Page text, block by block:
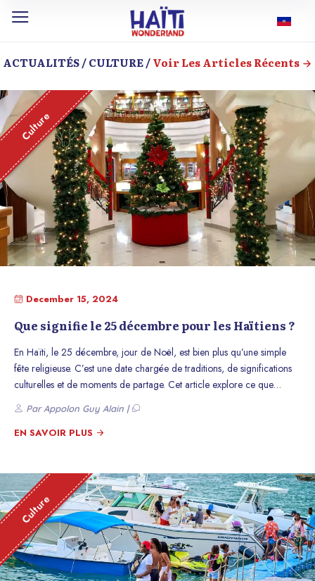
ACTUALITÉS / CULTURE /Voir Les Articles Récents
Culture
December 15, 2024
Que signifie le 25 décembre pour les Haïtiens ?
En Haïti, le 25 décembre, jour de Noël, est bien plus qu’une simple
fête religieuse. C’est une date chargée de traditions, de significations
culturelles et de moments de partage. Cet article explore ce que
représente cette journée pour les Haïtiens et comment elle est célébrée
dans tout le pays.
Par Appolon Guy Alain |
EN SAVOIR PLUS
Culture